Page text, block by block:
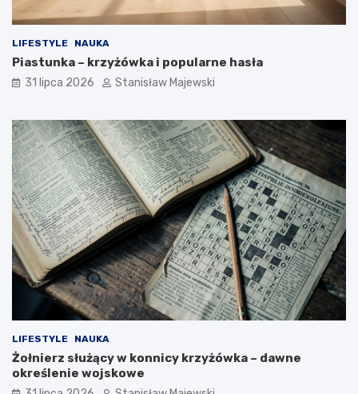
LIFESTYLE NAUKA
Piastunka – krzyżówka i popularne hasła
31 lipca 2026 Stanisław Majewski
LIFESTYLE NAUKA
Żołnierz służący w konnicy krzyżówka – dawne
określenie wojskowe